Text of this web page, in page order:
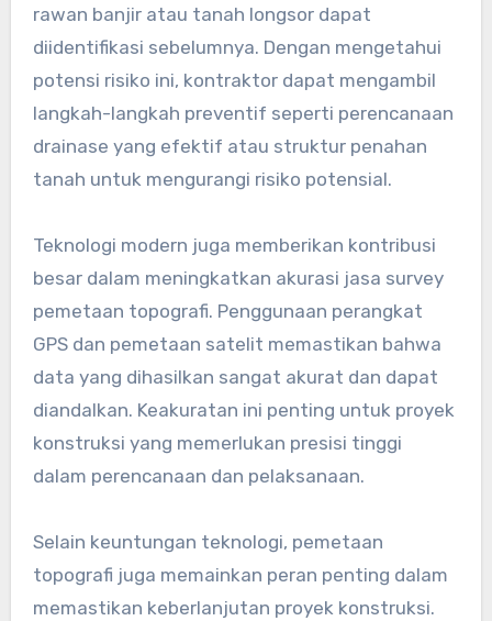
rawan banjir atau tanah longsor dapat
diidentifikasi sebelumnya. Dengan mengetahui
potensi risiko ini, kontraktor dapat mengambil
langkah-langkah preventif seperti perencanaan
drainase yang efektif atau struktur penahan
tanah untuk mengurangi risiko potensial.
Teknologi modern juga memberikan kontribusi
besar dalam meningkatkan akurasi jasa survey
pemetaan topografi. Penggunaan perangkat
GPS dan pemetaan satelit memastikan bahwa
data yang dihasilkan sangat akurat dan dapat
diandalkan. Keakuratan ini penting untuk proyek
konstruksi yang memerlukan presisi tinggi
dalam perencanaan dan pelaksanaan.
Selain keuntungan teknologi, pemetaan
topografi juga memainkan peran penting dalam
memastikan keberlanjutan proyek konstruksi.